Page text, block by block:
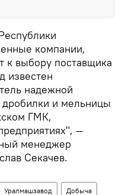
компании,
к выбору поставщика
известен
надежной
и мельницы
ГМК,
—
менеджер
Секачев.
Уралмашзавод Добыча